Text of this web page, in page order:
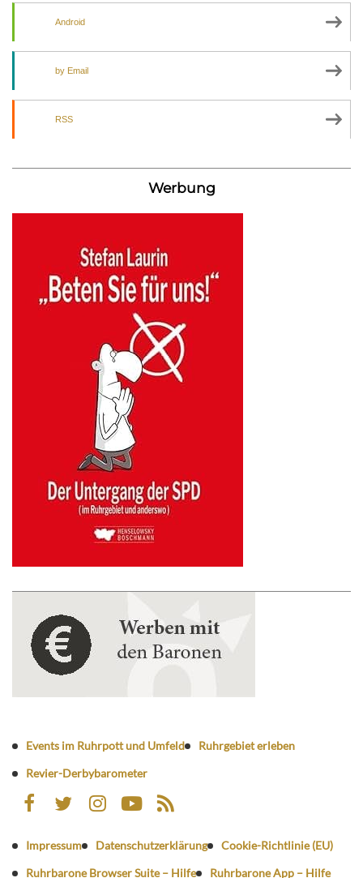
Android
by Email
RSS
Werbung
Events im Ruhrpott und Umfeld
Ruhrgebiet erleben
Revier-Derbybarometer
Impressum Datenschutzerklärung
Cookie-Richtlinie (EU)
Ruhrbarone Browser Suite – Hilfe
Ruhrbarone App – Hilfe